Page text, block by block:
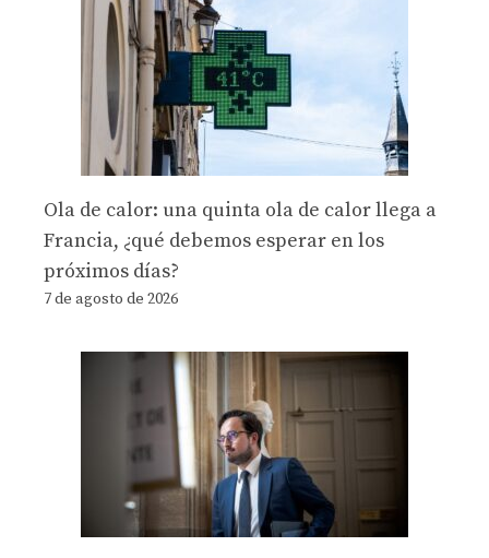
Ola de calor: una quinta ola de calor llega a
Francia, ¿qué debemos esperar en los
próximos días?
7 de agosto de 2026